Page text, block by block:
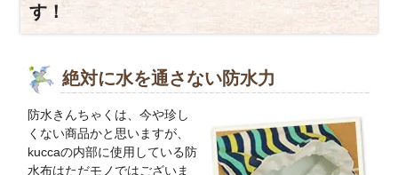
す！
絶対に水を通さない防水力
防水きんちゃくは、今や珍し
くない商品かと思いますが、
kuccaの内部に使用している防
水布はただモノではございま